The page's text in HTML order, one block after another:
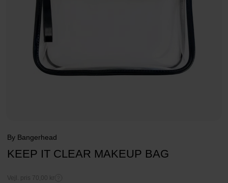
By Bangerhead
KEEP IT CLEAR MAKEUP BAG
Vejl. pris 70,00 kr